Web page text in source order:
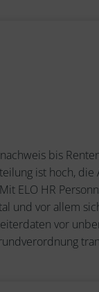
bis
ist hoch,
ELO HR
und vor allem
vor